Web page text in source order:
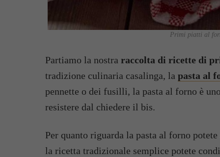
Primi piatti al
Partiamo la nostra raccolta di ricette di
tradizione culinaria casalinga, la pasta al
pennette o dei fusilli, la pasta al forno è
resistere dal chiedere il bis.
Per quanto riguarda la pasta al forno
la ricetta tradizionale semplice potete